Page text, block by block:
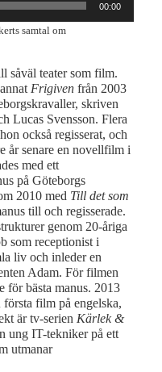
00:00
samtal om
såväl teater som film.
Frigiven från 2003
skriven
Lucas Svensson. Flera
också regisserat, och
år senare en novellfilm i
med ett
på Göteborgs
2010 med Till det som
till och regisserade.
genom 20-åriga
som receptionist i
liv och inleder en
Adam. För filmen
för bästa manus. 2013
film på engelska,
är tv-serien Kärlek &
ung IT-tekniker på ett
utmanar